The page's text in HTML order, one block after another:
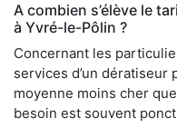
A combien s’élève le
à Yvré-le-Pôlin ?
Concernant les
services d’un
moyenne moins cher
besoin est souvent